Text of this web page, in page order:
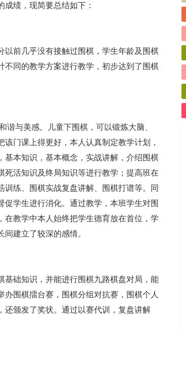
绩，现简要总结如下：
以前几乎没有接触过围棋，学生年龄及围棋
不同的教学方案进行教学，初步达到了围棋
与美感。儿童下围棋，可以锻炼大脑、
门课上得更好，本人认真制定教学计划，
基本知识，基本概念，实战讲解，介绍围棋
活知识及终局知识等进行教学；提高班在
练、围棋实战复盘讲解、围棋打谱等。同
学生进行消化。通过教学，本班学生对围
教学中本人始终把学生德育放在首位，学
建立了较深的感情。
基础知识，并能进行围棋九路棋盘对局，能
围棋擂台赛，围棋分组对抗赛，围棋个人
还颁发了奖状。通过以赛代训，复盘讲解